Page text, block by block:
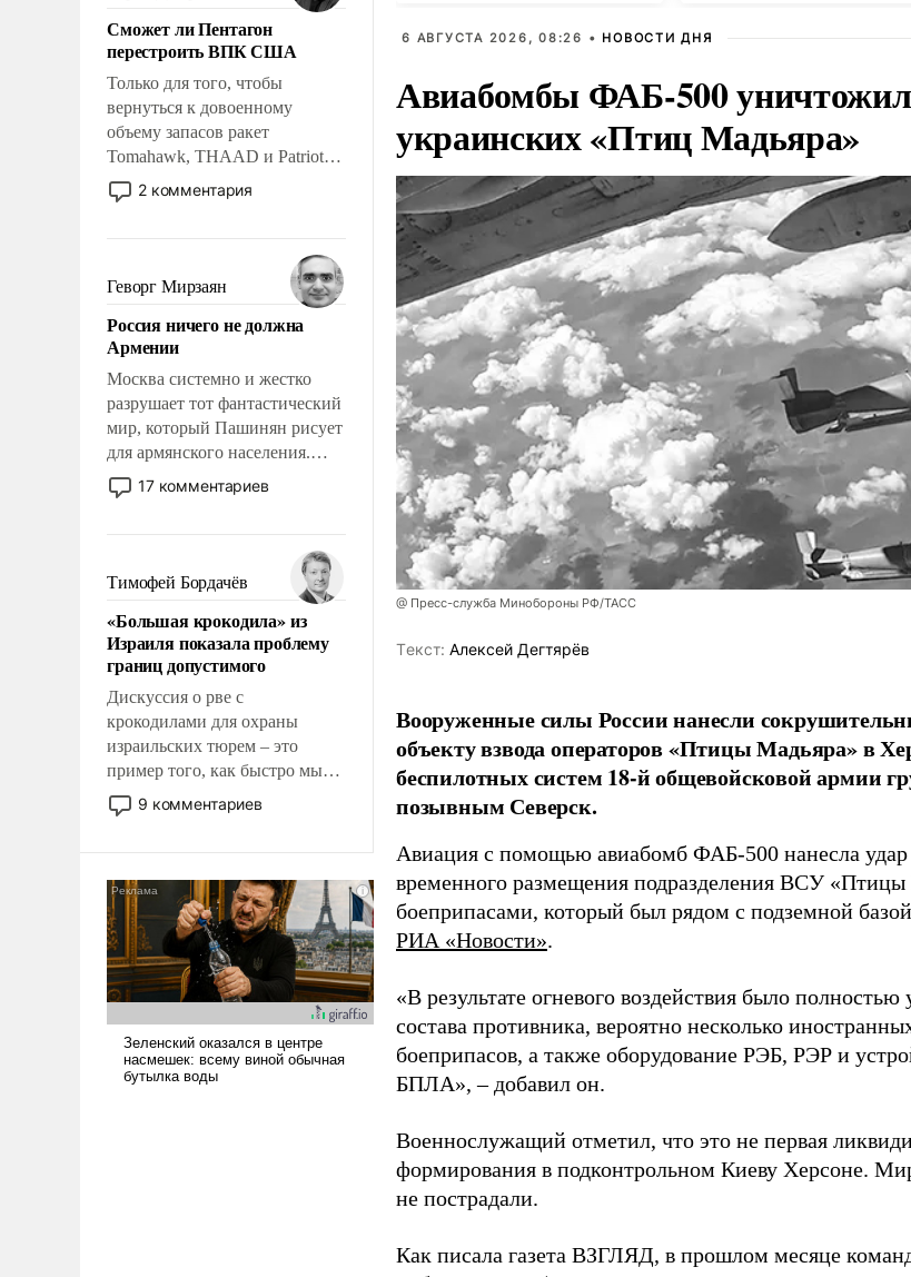
Сможет ли Пентагон
перестроить ВПК США
Только для того, чтобы
вернуться к довоенному
объему запасов ракет
Tomahawk, THAAD и Patriot
США потребуется более трех
лет. Даже небольшая война с
Сложившаяся ситуация
означает многолетний период
уязвимости США, например,
перед Китаем.
2 комментария
Геворг Мирзаян
Россия ничего не должна
Армении
Москва системно и жестко
разрушает тот фантастический
мир, который Пашинян рисует
для армянского населения.
Мир, где политические
прожекты будут безусловно
налогоплательщиков и где
Еревану за свои поступки не
нужно отвечать.
17 комментариев
Тимофей Бордачёв
«Большая крокодила» из
Израиля показала проблему
границ допустимого
Дискуссия о рве с
крокодилами для охраны
израильских тюрем – это
пример того, как быстро мы
двигаемся по пути
революционных изменений.
псевдонаучной фантастики,
стало всерьез обсуждаемой
идеей.
9 комментариев
6 АВГУСТА 2026, 08:26 • НОВОСТИ ДНЯ
Авиабомбы ФАБ-500
украинских «Птиц Мадьяра»
@ Пресс-служба Минобороны РФ/ТАСС
Tекст: Алексей Дегтярёв
Вооруженные силы России нанесли
объекту взвода операторов «Птицы Мадьяра» в
беспилотных систем 18-й общевойсковой армии
позывным Северск.
Авиация с помощью авиабомб ФАБ-500 нанесла
временного размещения подразделения ВСУ «Птицы
боеприпасами, который был рядом с подземной
РИА «Новости».
«В результате огневого воздействия было
состава противника, вероятно несколько
боеприпасов, а также оборудование РЭБ, РЭР и
БПЛА», – добавил он.
Военнослужащий отметил, что это не первая
формирования в подконтрольном Киеву Херсоне.
не пострадали.
Как писала газета ВЗГЛЯД, в прошлом месяце